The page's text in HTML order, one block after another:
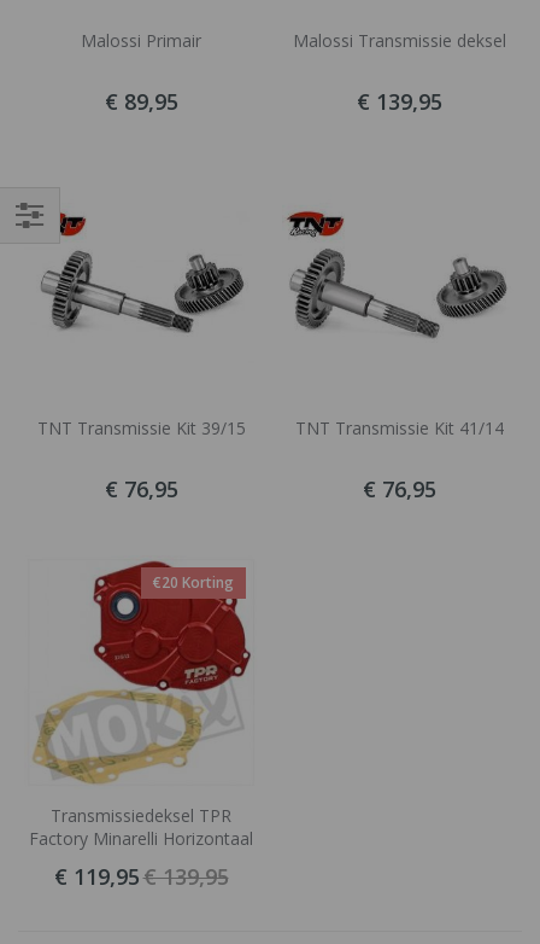
Malossi Primair
€ 89,95
Malossi Transmissie deksel
€ 139,95
TNT Transmissie Kit 39/15
€ 76,95
TNT Transmissie Kit 41/14
€ 76,95
€20 Korting
Transmissiedeksel TPR
Factory Minarelli Horizontaal
€ 119,95€ 139,95
Filteren